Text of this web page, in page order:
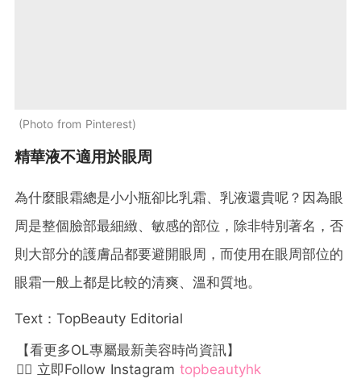
Photo from Pinterest
精華液不適用於眼周
為什麼眼霜總是小小瓶卻比乳霜、乳液還貴呢？因為眼
周是整個臉部最細緻、敏感的部位，除非特別著名，否
則大部分的護膚品都要避開眼周，而使用在眼周部位的
眼霜一般上都是比較的清爽、溫和質地。
Text：TopBeauty Editorial
【看更多OL專屬最新美容時尚資訊】
👉🏻 立即Follow Instagram topbeautyhk